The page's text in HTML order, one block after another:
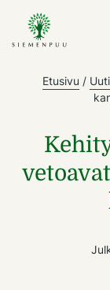
Etusivu /